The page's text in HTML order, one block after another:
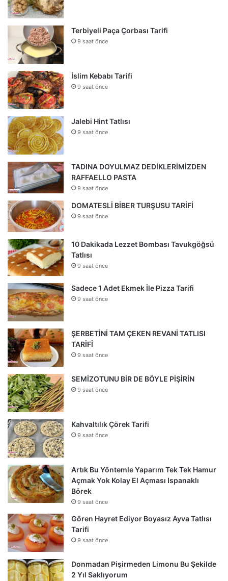
Terbiyeli Paça Çorbası Tarifi
9 saat önce
İslim Kebabı Tarifi
9 saat önce
Jalebi Hint Tatlısı
9 saat önce
TADINA DOYULMAZ DEDİKLERİMİZDEN
RAFFAELLO PASTA
9 saat önce
DOMATESLİ BİBER TURŞUSU TARİFİ
9 saat önce
10 Dakikada Lezzet Bombası Tavukgöğsü
Tatlısı
9 saat önce
Sadece 1 Adet Ekmek İle Pizza Tarifi
9 saat önce
ŞERBETİNİ TAM ÇEKEN REVANİ TATLISI
TARİFİ
9 saat önce
SEMİZOTUNU BİR DE BÖYLE PİŞİRİN
9 saat önce
Kahvaltılık Çörek Tarifi
9 saat önce
Artık Bu Yöntemle Yaparım Tek Tek Hamur
Açmak Yok Kolay El Açması Ispanaklı
Börek
9 saat önce
Gören Hayret Ediyor Boyasız Ayva Tatlısı
Tarifi
9 saat önce
Donmadan Pişirmeden Limonu Bu Şekilde
2 Yıl Saklıyorum